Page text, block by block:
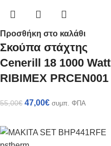
Προσθήκη στο καλάθι
Σκούπα στάχτης
Cenerill 18 1000 Watt
RIBIMEX PRCEN001
55,00€ 47,00€ συμπ. ΦΠΑ